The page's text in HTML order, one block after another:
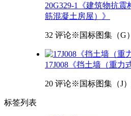
20G329-1《建筑物抗
筋混凝土房屋）》
32 评论※国标图集（G
17J008《挡土墙（重力
20 评论※国标图集（J
标签列表